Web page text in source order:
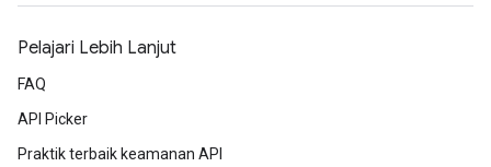
Pelajari Lebih Lanjut
FAQ
API Picker
Praktik terbaik keamanan API